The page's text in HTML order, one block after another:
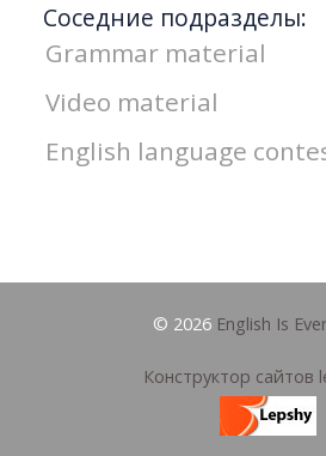
Соседние подразделы:
Grammar material
Video material
English language
© 2026 English Is
Конструктор сайтов